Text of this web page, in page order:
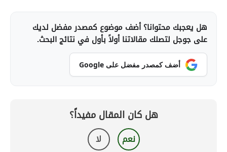
هل يعجبك محتوانا؟ أضف موضوع كمصدر مفضل لديك
على جوجل لتصلك مقالاتنا أولاً بأول في نتائج البحث.
أضف كمصدر مفضل على Google
هل كان المقال مفيداً؟
نعم لا